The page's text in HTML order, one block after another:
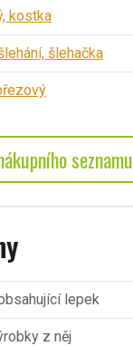
kostka
šlehačka
seznamu
lepek
z něj